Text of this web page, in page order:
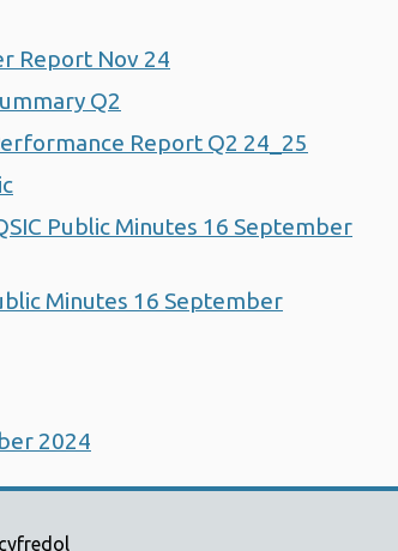
Report Nov 24
Q2
Report Q2 24_25
Public Minutes 16 September
Minutes 16 September
2024